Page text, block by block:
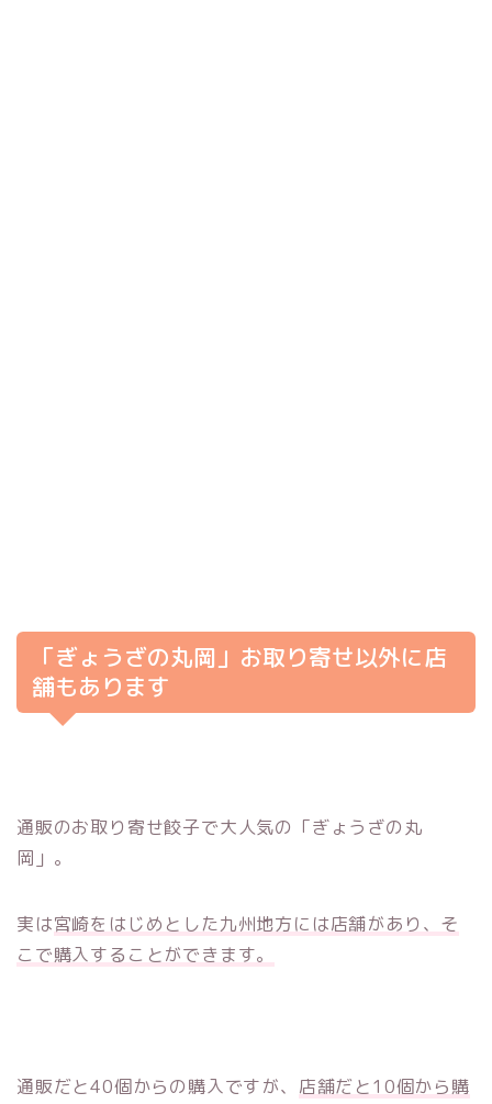
「ぎょうざの丸岡」お取り寄せ以外に店
舗もあります
通販のお取り寄せ餃子で大人気の「ぎょうざの丸
岡」。
実は宮崎をはじめとした九州地方には店舗があり、そ
こで購入することができます。
通販だと40個からの購入ですが、 店舗だと10個から購